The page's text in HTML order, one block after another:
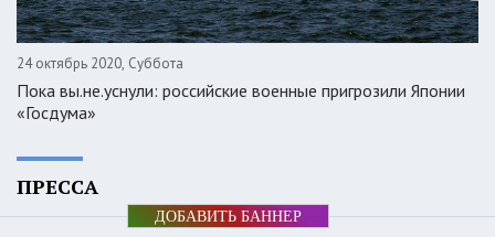
24 октябрь 2020, Суббота
Пока вы.не.уснули: российские военные пригрозили Японии
«Госдума»
ПРЕССА
ДОБАВИТЬ БАННЕР